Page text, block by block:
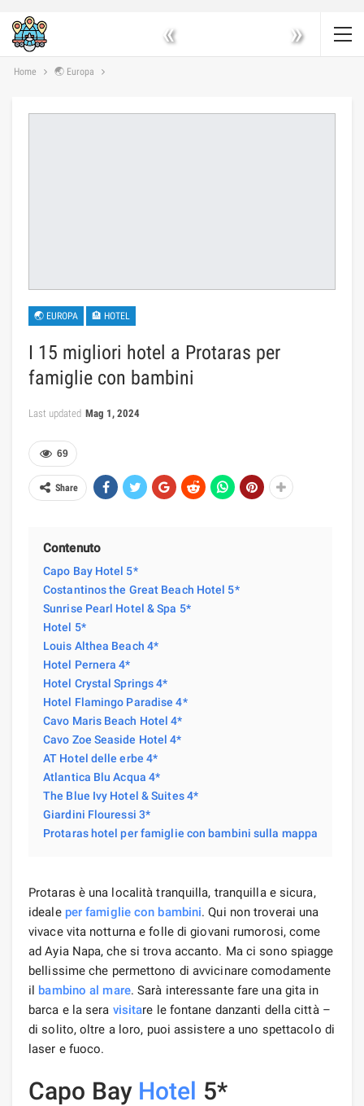
« »
Home 🌏 Europa
🌏 EUROPA 🏨 HOTEL
I 15 migliori hotel a Protaras per
famiglie con bambini
Last updated Mag 1, 2024
69
Share
Contenuto
Capo Bay Hotel 5*
Costantinos the Great Beach Hotel 5*
Sunrise Pearl Hotel & Spa 5*
Hotel 5*
Louis Althea Beach 4*
Hotel Pernera 4*
Hotel Crystal Springs 4*
Hotel Flamingo Paradise 4*
Cavo Maris Beach Hotel 4*
Cavo Zoe Seaside Hotel 4*
AT Hotel delle erbe 4*
Atlantica Blu Acqua 4*
The Blue Ivy Hotel & Suites 4*
Giardini Flouressi 3*
Protaras hotel per famiglie con bambini sulla mappa
Protaras è una località tranquilla, tranquilla e sicura,
ideale per famiglie con bambini. Qui non troverai una
vivace vita notturna e folle di giovani rumorosi, come
ad Ayia Napa, che si trova accanto. Ma ci sono spiagge
bellissime che permettono di avvicinare comodamente
il bambino al mare. Sarà interessante fare una gita in
barca e la sera visitare le fontane danzanti della città –
di solito, oltre a loro, puoi assistere a uno spettacolo di
laser e fuoco.
Capo Bay Hotel 5*